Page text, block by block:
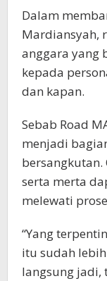
Dalam
Mardiansyah,
anggara yang
kepada
dan kapan.
Sebab Road
menjadi
bersangkutan.
serta merta
melewati
“Yang
itu sudah
langsung jadi,